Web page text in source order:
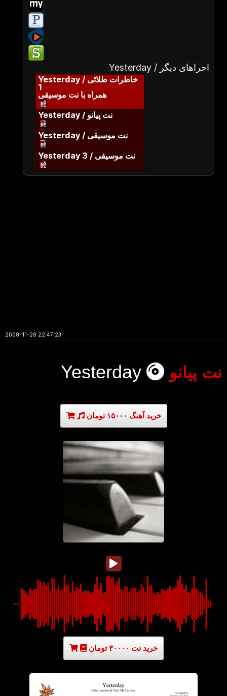
Yesterday / اجراهای دیگر
Yesterday / خاطرات طلائی
1
همراه با نت موسیقی
Yesterday / نت پیانو
Yesterday / نت موسیقی
Yesterday 3 / نت موسیقی
2008-11-28 22:47:23
Yesterday نت پیانو
خرید آهنگ ۱۵۰۰۰ تومان
خرید نت ۳۰۰۰۰ تومان